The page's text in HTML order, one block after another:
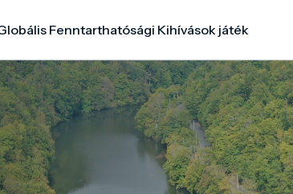
Fenntarthatósági Kihívások játék